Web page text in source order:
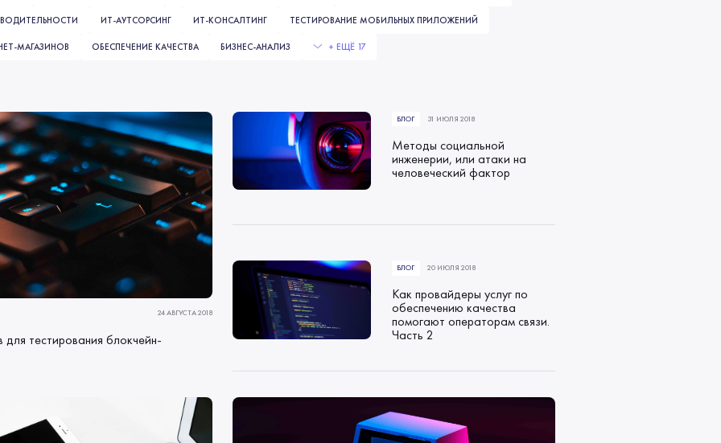
ИТ-АУТСОРСИНГ ИТ-КОНСАЛТИНГ ТЕСТИРОВАНИЕ МОБИЛЬНЫХ ПРИЛОЖЕНИЙ
МАГАЗИНОВ ОБЕСПЕЧЕНИЕ КАЧЕСТВА БИЗНЕС-АНАЛИЗ + ЕЩЁ 17
24 АВГУСТА 2018
тестирования блокчейн-
БЛОГ 31 ИЮЛЯ 2018
Методы социальной
инженерии, или атаки на
человеческий фактор
БЛОГ 20 ИЮЛЯ 2018
Как провайдеры услуг по
обеспечению качества
помогают операторам связи.
Часть 2